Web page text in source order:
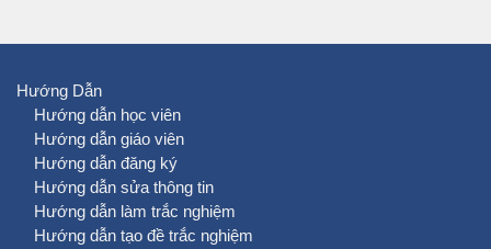
Hướng Dẫn
Hướng dẫn học viên
Hướng dẫn giáo viên
Hướng dẫn đăng ký
Hướng dẫn sửa thông tin
Hướng dẫn làm trắc nghiệm
Hướng dẫn tạo đề trắc nghiệm